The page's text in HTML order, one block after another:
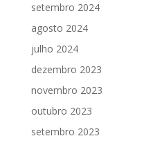
setembro 2024
agosto 2024
julho 2024
dezembro 2023
novembro 2023
outubro 2023
setembro 2023